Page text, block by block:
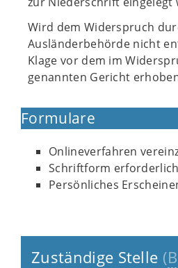
Wird dem Widerspruch
Ausländerbehörde nicht
Klage vor dem im
genannten Gericht
Formulare
Onlineverfahren
Schriftform erforderlich
Persönliches
Zuständige Stelle (